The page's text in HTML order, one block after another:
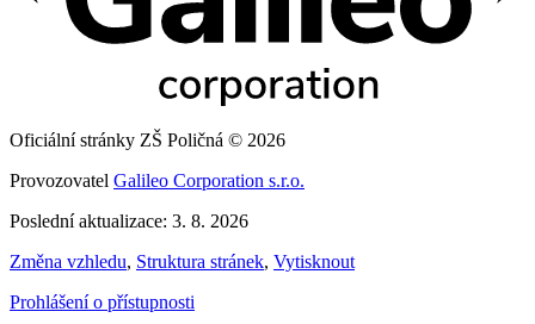
Oficiální stránky ZŠ Poličná © 2026
Provozovatel Galileo Corporation s.r.o.
Poslední aktualizace: 3. 8. 2026
Změna vzhledu, Struktura stránek, Vytisknout
Prohlášení o přístupnosti